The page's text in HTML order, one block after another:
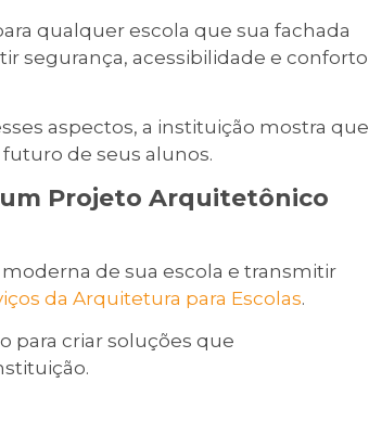
qualquer escola que sua fachada
segurança, acessibilidade e conforto
aspectos, a instituição mostra que
de seus alunos.
um Projeto Arquitetônico
de sua escola e transmitir
da Arquitetura para Escolas.
para criar soluções que